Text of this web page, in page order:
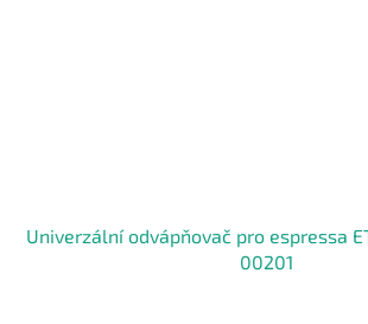
Univerzální odvápňovač pro espressa
00201